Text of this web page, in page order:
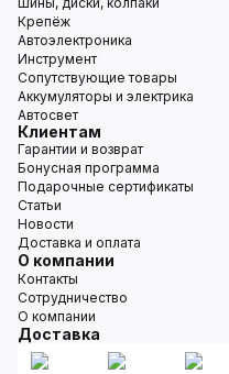
Крепёж
Автоэлектроника
Инструмент
Сопутствующие товары
Аккумуляторы и электрика
Автосвет
Клиентам
Гарантии и возврат
Бонусная программа
Подарочные сертификаты
Статьи
Новости
Доставка и оплата
О компании
Контакты
Сотрудничество
О компании
Доставка